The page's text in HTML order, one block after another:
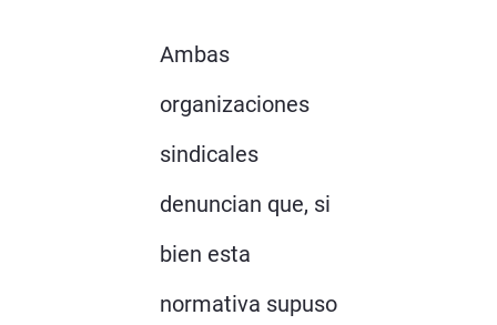
Ambas
organizaciones
sindicales
denuncian que, si
bien esta
normativa supuso